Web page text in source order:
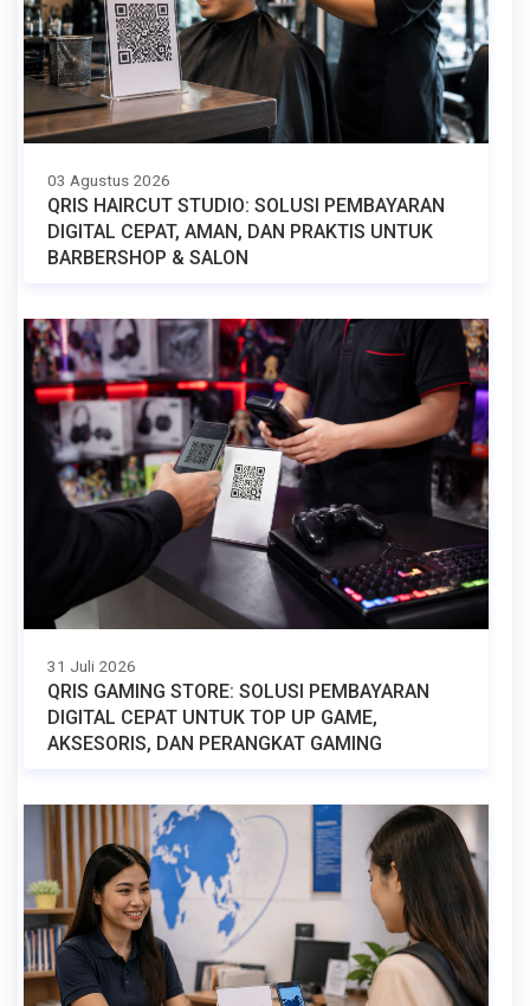
03 Agustus 2026
QRIS HAIRCUT STUDIO: SOLUSI PEMBAYARAN
DIGITAL CEPAT, AMAN, DAN PRAKTIS UNTUK
BARBERSHOP & SALON
31 Juli 2026
QRIS GAMING STORE: SOLUSI PEMBAYARAN
DIGITAL CEPAT UNTUK TOP UP GAME,
AKSESORIS, DAN PERANGKAT GAMING